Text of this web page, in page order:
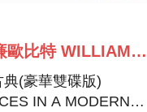
威廉歐比特 WILLIAM ORBIT
典(豪華雙碟版)
IN A MODERN